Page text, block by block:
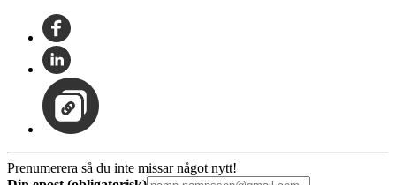
Prenumerera så du inte missar något nytt!